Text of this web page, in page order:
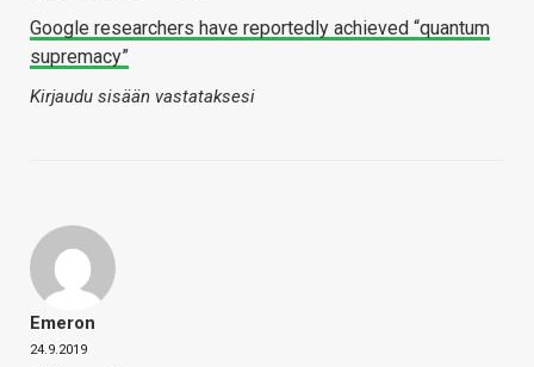
Google researchers have reportedly achieved “quantum
supremacy”
Kirjaudu sisään vastataksesi
Emeron
24.9.2019